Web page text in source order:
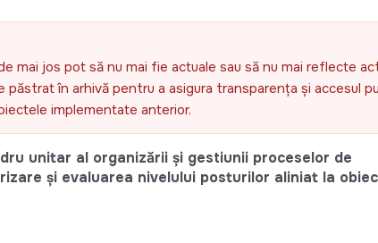
mai jos pot să nu mai fie actuale sau să nu mai reflecte
în arhivă pentru a asigura transparența și accesul
implementate anterior.
unitar al organizării și gestiunii proceselor de
și evaluarea nivelului posturilor aliniat la